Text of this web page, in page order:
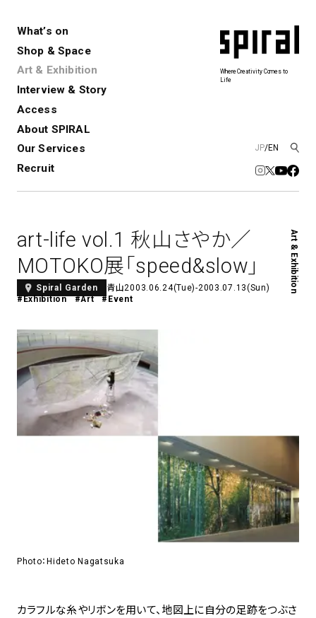
What’s on
Shop & Space
Art & Exhibition
Interview & Story
Access
About SPIRAL
Our Services
Recruit
JP/EN
Where Creativity Comes to
Life
Spiral
Spiral Market 6
アトレ吉祥寺
KITTE丸の内
⼆⼦⽟川 Dogwood Plaza
横浜赤レンガ倉庫
ルクア⼤阪
Spiral Hall
Nail Salon4
naila 横浜ランドマーク
Café
Spiral Café 青山
Spiral Garden 福岡ワンビル
Store1
Exhibition
展覧会やイベント
演劇やダンス、ライブ公演、イベント
アートプロジェクト・イベント
若手作家の発掘・育成・支援を目的
とした公募展形式のアートフェスティ
Spiral Schole
スパイラルが推進するエデュケーシ
ョンプログラム
Spiral Print Collection
スパイラルが提案するオリジナルプ
SPIRALのご紹介
Spiral Annual Report プレスリリース
採用情報 お問い合わせ
レンタルスペース
コンサルティング 商品開発
新卒採用
アルバイト・その他
art-life vol.1 秋山さやか／
MOTOKO展「speed&slow」
Spiral Garden 青山2003.06.24(Tue)-2003.07.13(Sun)
#Exhibition
#Art #Event
Art & Exhibition
Photo：Hideto Nagatsuka
カラフルな糸やリボンを用いて、地図上に自分の足跡をつぶさ